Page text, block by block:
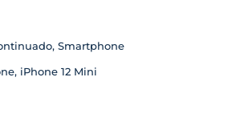
, Smartphone
, iPhone 12 Mini